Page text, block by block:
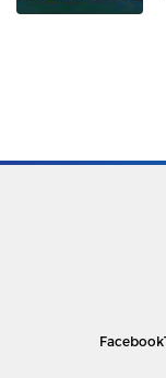
Facebook